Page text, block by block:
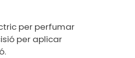
per perfumar
per aplicar